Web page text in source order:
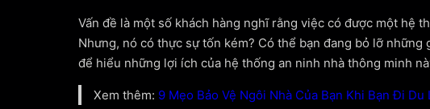
Vấn đề là một số khách hàng nghĩ rằng việc có được một hệ
Nhưng, nó có thực sự tốn kém? Có thể bạn đang bỏ lỡ
để hiểu những lợi ích của hệ thống an ninh nhà thông minh
Xem thêm: 9 Mẹo Bảo Vệ Ngôi Nhà Của Bạn Khi Bạn Đi Du